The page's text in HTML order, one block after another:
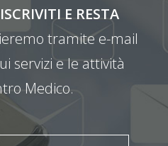
E RESTA
tramite e-mail
servizi e le attività
Medico.